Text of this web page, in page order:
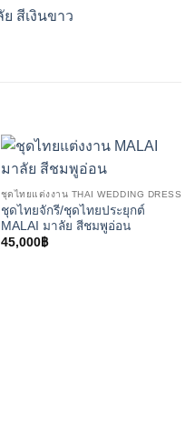
ชุดไทยแต่งงาน THAI WEDDING DRESS
ชุดไทยจักรี/ชุดไทยประยุกต์
MALAI มาลัย สีชมพูอ่อน
45,000฿